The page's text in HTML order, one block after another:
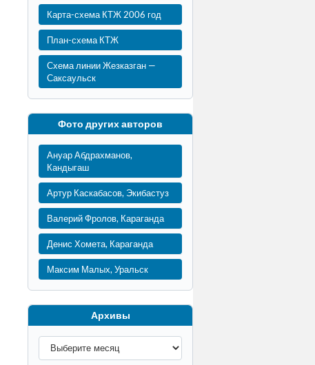
Карта-схема КТЖ 2006 год
План-схема КТЖ
Схема линии Жезказган —
Саксаульск
Фото других авторов
Ануар Абдрахманов,
Кандыгаш
Артур Каскабасов, Экибастуз
Валерий Фролов, Караганда
Денис Хомета, Караганда
Максим Малых, Уральск
Архивы